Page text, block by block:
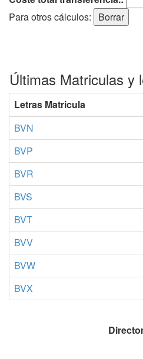
Para otros cálculos:
Últimas Matriculas y
Letras Matricula
BVN
BVP
BVR
BVS
BVT
BVV
BVW
BVX